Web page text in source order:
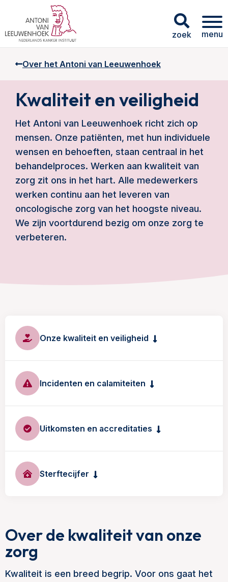
zoek menu
Over het Antoni van Leeuwenhoek
Kwaliteit en veiligheid
Het Antoni van Leeuwenhoek richt zich op
mensen. Onze patiënten, met hun individuele
wensen en behoeften, staan centraal in het
behandelproces. Werken aan kwaliteit van
zorg zit ons in het hart. Alle medewerkers
werken continu aan het leveren van
oncologische zorg van het hoogste niveau.
We zijn voortdurend bezig om onze zorg te
verbeteren.
Onze kwaliteit en veiligheid
Incidenten en calamiteiten
Uitkomsten en accreditaties
Sterftecijfer
Over de kwaliteit van onze
zorg
Kwaliteit is een breed begrip. Voor ons gaat het